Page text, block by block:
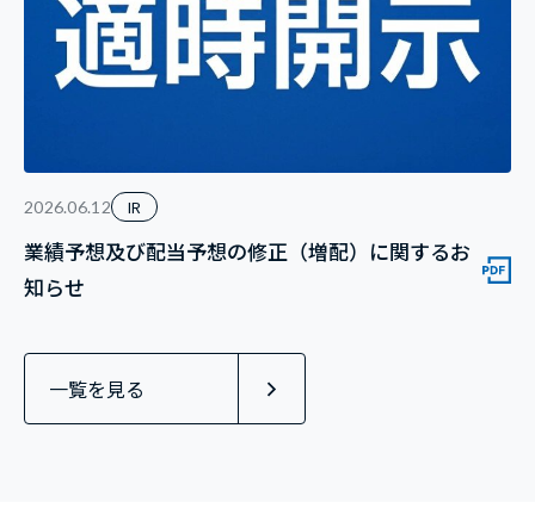
2026.06.12 IR
業績予想及び配当予想の修正（増配）に関するお
知らせ
一覧を見る